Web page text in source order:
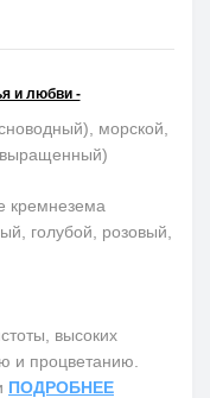
и любви -
морской,
кремнезема
голубой, розовый,
высоких
и процветанию.
ПОДРОБНЕЕ